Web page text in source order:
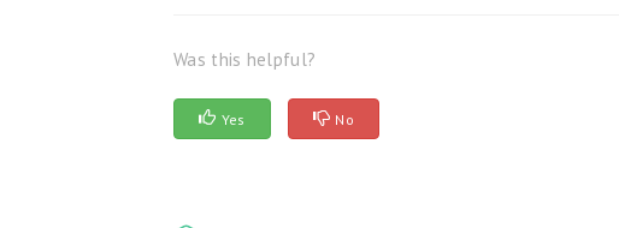
Was this helpful?
Yes No